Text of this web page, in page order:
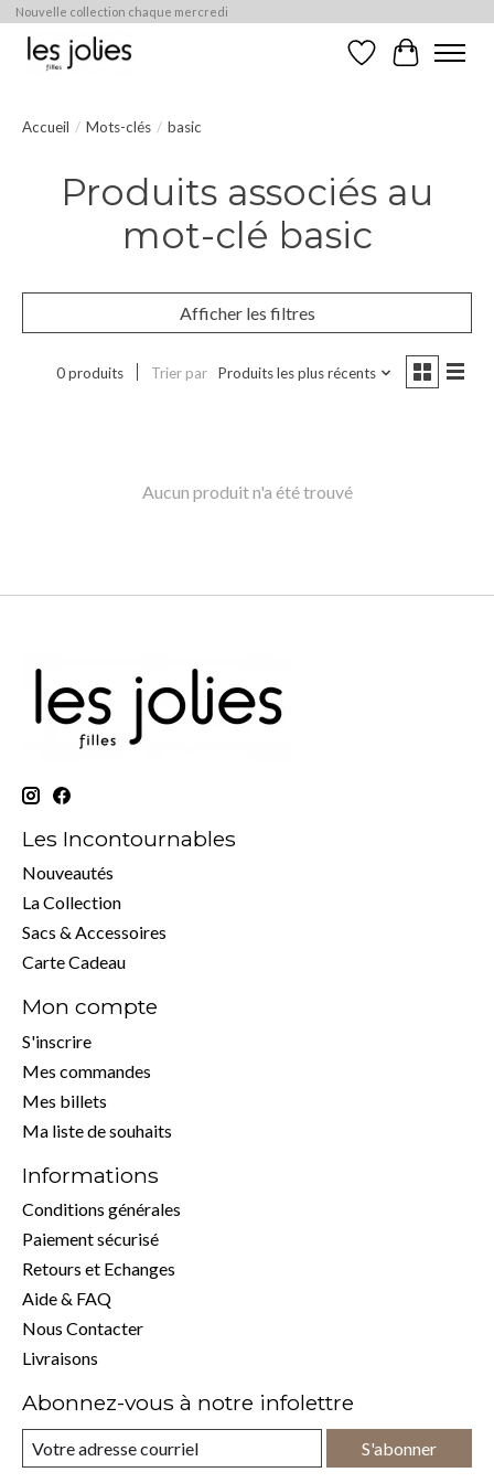
Nouvelle collection chaque mercredi
Liste de souhaits
Panier
Accueil / Mots-clés / basic
Produits associés au
mot-clé basic
Afficher les filtres
0 produits Trier par Produits les plus récents
Aucun produit n'a été trouvé
Les Incontournables
Nouveautés
La Collection
Sacs & Accessoires
Carte Cadeau
Mon compte
S'inscrire
Mes commandes
Mes billets
Ma liste de souhaits
Informations
Conditions générales
Paiement sécurisé
Retours et Echanges
Aide & FAQ
Nous Contacter
Livraisons
Abonnez-vous à notre infolettre
S'abonner